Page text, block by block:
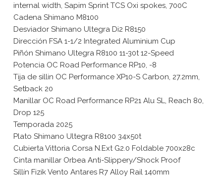
internal width, Sapim Sprint TCS Oxi spokes, 700C
Cadena Shimano M8100
Desviador Shimano Ultegra Di2 R8150
Dirección FSA 1-1/2 Integrated Aluminium Cup
Piñón Shimano Ultegra R8100 11-30t 12-Speed
Potencia OC Road Performance RP10, -8
Tija de sillin OC Performance XP10-S Carbon, 27.2mm,
Setback 20
Manillar OC Road Performance RP21 Alu SL, Reach 80,
Drop 125
Temporada 2025
Plato Shimano Ultegra R8100 34x50t
Cubierta Vittoria Corsa N.Ext G2.0 Foldable 700x28c
Cinta manillar Orbea Anti-Slippery/Shock Proof
Sillín Fizik Vento Antares R7 Alloy Rail 140mm